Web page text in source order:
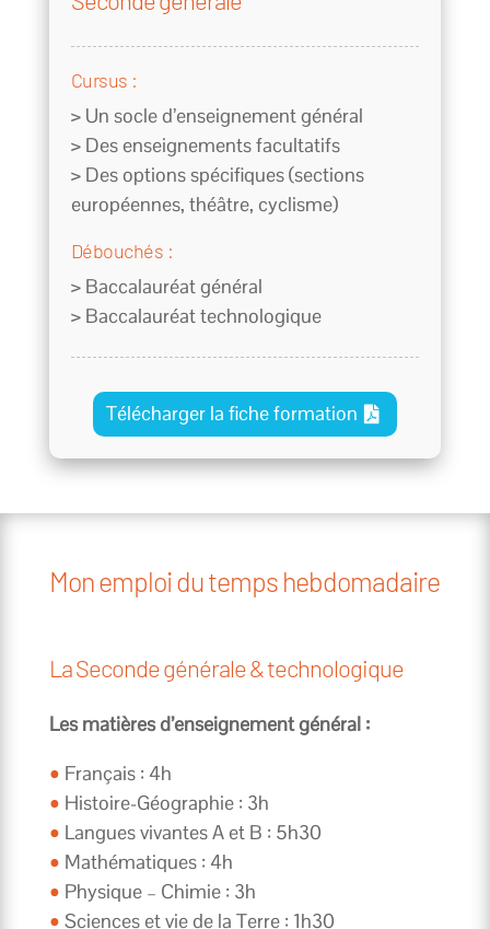
Cursus :
> Un socle d’enseignement général
> Des enseignements facultatifs
> Des options spécifiques (sections
européennes, théâtre, cyclisme)
Débouchés :
> Baccalauréat général
> Baccalauréat technologique
Télécharger la fiche formation
Mon emploi du temps hebdomadaire
La Seconde générale & technologique
Les matières d’enseignement général :
• Français : 4h
• Histoire-Géographie : 3h
• Langues vivantes A et B : 5h30
• Mathématiques : 4h
• Physique – Chimie : 3h
• Sciences et vie de la Terre : 1h30